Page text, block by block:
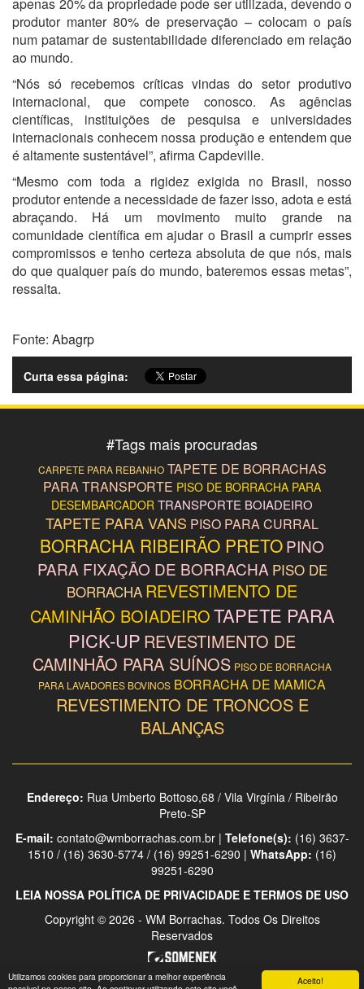
Aceito!
Utilizamos cookies para proporcionar a melhor experiência
produtor manter 80% de preservação – colocam o país
num patamar de sustentabilidade diferenciado em relação
ao mundo.
“Nós só recebemos críticas vindas do setor produtivo
internacional, que compete conosco. As agências
científicas, instituições de pesquisa e universidades
internacionais conhecem nossa produção e entendem que
é altamente sustentável”, afirma Capdeville.
“Mesmo com toda a rigidez exigida no Brasil, nosso
produtor entende a necessidade de fazer isso, adota e está
abraçando. Há um movimento muito grande na
comunidade científica em ajudar o Brasil a cumprir esses
compromissos e tenho certeza absoluta de que nós, mais
do que qualquer país do mundo, bateremos essas metas”,
ressalta.
Fonte: Abagrp
Curta essa página:
#Tags mais procuradas
CARPETE PARA REBANHO TAPETE DE BORRACHAS
PARA TRANSPORTE PISO DE BORRACHA PARA
DESEMBARCADOR TRANSPORTE BOIADEIRO
TAPETE PARA VANS PISO PARA CURRAL
BORRACHA RIBEIRÃO PRETOPINO
PARA FIXAÇÃO DE BORRACHA PISO DE
BORRACHA REVESTIMENTO DE
CAMINHÃO BOIADEIROTAPETE PARA
PICK-UP REVESTIMENTO DE
CAMINHÃO PARA SUÍNOS PISO DE BORRACHA
PARA LAVADORES BOVINOS BORRACHA DE MAMICA
REVESTIMENTO DE TRONCOS E
BALANÇAS
Endereço: Rua Umberto Bottoso,68 / Vila Virgínia / Ribeirão
Preto-SP
E-mail: contato@wmborrachas.com.br | Telefone(s): (16) 3637-
1510 / (16) 3630-5774 / (16) 99251-6290 | WhatsApp: (16)
99251-6290
LEIA NOSSA POLÍTICA DE PRIVACIDADE E TERMOS DE USO
Copyright © 2026 - WM Borrachas. Todos Os Direitos
Reservados